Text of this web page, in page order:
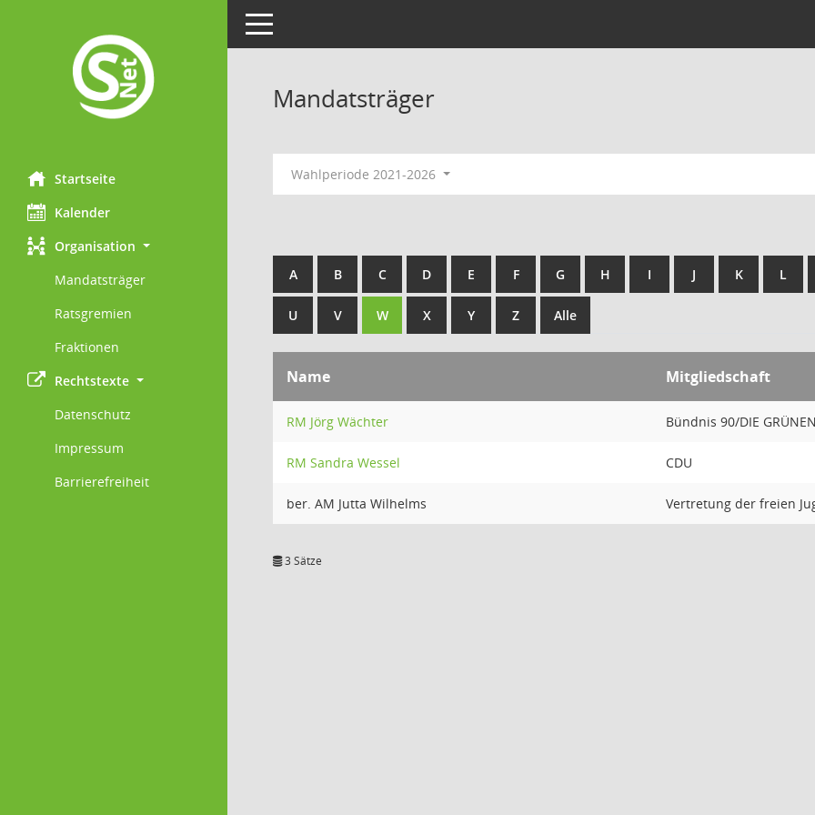
Startseite
Kalender
Organisation
Mandatsträger
Ratsgremien
Fraktionen
Rechtstexte
Datenschutz
Impressum
Barrierefreiheit
Toggle navigation
Mandatsträger
Wahlperiode 2021-2026
A B C D E F G H I J K L
U V W X Y Z Alle
Name Mitgliedschaft
RM Jörg Wächter Bündnis 90/DIE GRÜNEN
RM Sandra Wessel CDU
ber. AM Jutta Wilhelms Vertretung der freien
3 Sätze